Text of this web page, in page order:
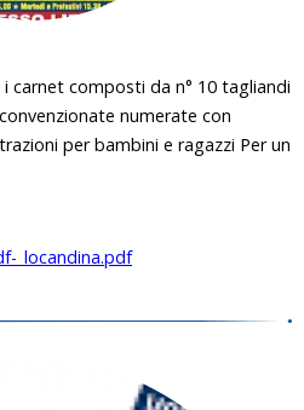
carnet composti da n° 10 tagliandi
numerate con
per bambini e ragazzi Per un
_locandina.pdf